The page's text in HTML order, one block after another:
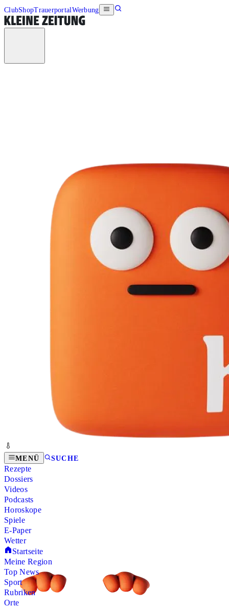
ClubShopTrauerportalWerbung
MENÜ SUCHE
Rezepte
Dossiers
Videos
Podcasts
Horoskope
Spiele
E-Paper
Wetter
Startseite
Meine Region
Top News
Sport
Rubriken
Orte